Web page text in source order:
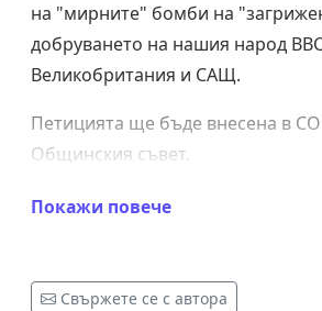
на "мирните" бомби на
добруването на нашия народ
Великобритания и САЩ.
Петицията ще бъде внесена в СО
Общинския съвет.
неформално сдружение БудителѢ
Покажи повече
Свържете се с автора